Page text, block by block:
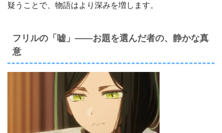
疑うことで、物語はより深みを増します。
フリルの「嘘」——お題を選んだ者の、静かな真
意